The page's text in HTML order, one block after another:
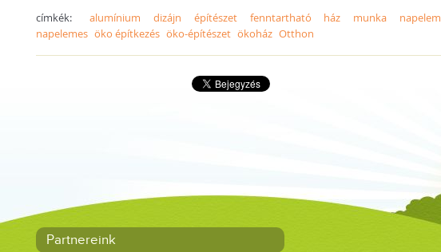
címkék: alumínium dizájn építészet fenntartható ház munka napelem
napelemes öko építkezés öko-építészet ökoház Otthon
Partnereink